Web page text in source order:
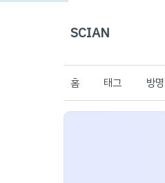
SCIAN
홈 태그 방